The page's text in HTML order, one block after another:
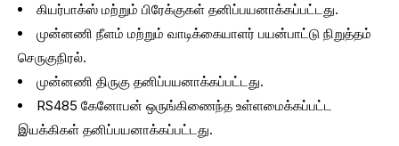
கியர்பாக்ஸ் மற்றும் பிரேக்குகள் தனிப்பயனாக்கப்பட்டது.
முன்னணி நீளம் மற்றும் வாடிக்கையாளர் பயன்பாட்டு நிறுத்தம்
செருகுநிரல்.
முன்னணி திருகு தனிப்பயனாக்கப்பட்டது.
RS485 கேனோபன் ஒருங்கிணைந்த உள்ளமைக்கப்பட்ட
இயக்கிகள் தனிப்பயனாக்கப்பட்டது.